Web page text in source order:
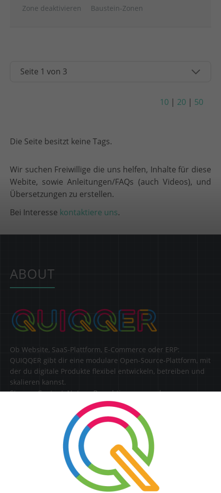
Zone deaktivieren
Baustein-Zonen
10 | 20 | 50
Die Seite besitzt keine Tags.
Wir suchen Freiwillige die uns helfen, Inhalte für diese
Webite, sowie Anleitungen/FAQs (auch Videos), und
Übersetzungen zu erstellen.
Bei Interesse kontaktiere uns.
ABOUT
Ob Website, SaaS-Plattform, E-Commerce oder ERP:
QUIQQER gibt dir eine modulare Open-Source-Plattform, mit
der du digitale Produkte flexibel entwickeln, betreiben und
skalieren kannst.
Steuere Content, Nutzer, Berechtigungen und
Erweiterungen zentral in einer Lösung.